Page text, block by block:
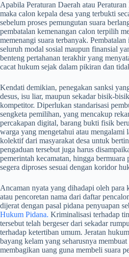
​Apabila Peraturan Daerah atau
maka calon kepala desa yang terbukti
sebelum proses pemungutan suara
pembatalan kemenangan calon terpilih
memenangi suara terbanyak.
seluruh modal sosial maupun finansial
benteng pertahanan terakhir yang
cacat hukum sejak dalam pikiran dan
​Kendati demikian, penegakan sanksi
desus, isu liar, maupun sekadar bisik-
kompetitor. Diperlukan standarisasi
sengketa pemilihan, yang mencakup
percakapan digital, barang bukti fisik
warga yang mengetahui atau
kolektif dari masyarakat desa untuk
pengaduan tersebut juga harus
pemerintah kecamatan, hingga
segera diproses sesuai dengan koridor
​Ancaman nyata yang dihadapi oleh
atau pencoretan nama dari daftar
dijerat dengan pasal pidana penyuapan
Hukum Pidana. Kriminalisasi terhadap
tersebut telah bergeser dari sekadar
terhadap ketertiban umum. Jeratan
bayang kelam yang seharusnya
membagikan uang guna membeli suara